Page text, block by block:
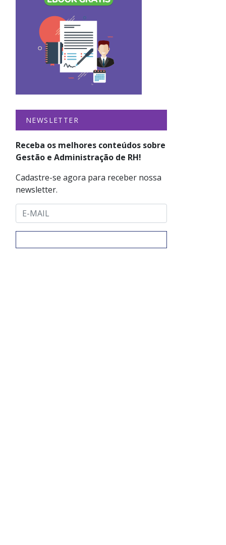
NEWSLETTER
Receba os melhores conteúdos sobre
Gestão e Administração de RH!
Cadastre-se agora para receber nossa
newsletter.